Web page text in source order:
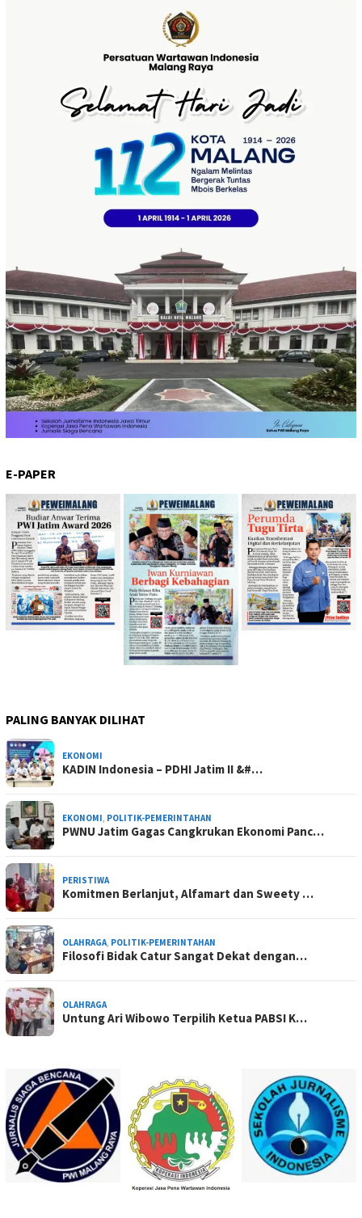
E-PAPER
PALING BANYAK DILIHAT
EKONOMI
KADIN Indonesia – PDHI Jatim II &#…
EKONOMI, POLITIK-PEMERINTAHAN
PWNU Jatim Gagas Cangkrukan Ekonomi Panc…
PERISTIWA
Komitmen Berlanjut, Alfamart dan Sweety …
OLAHRAGA, POLITIK-PEMERINTAHAN
Filosofi Bidak Catur Sangat Dekat dengan…
OLAHRAGA
Untung Ari Wibowo Terpilih Ketua PABSI K…